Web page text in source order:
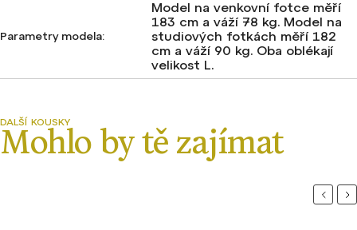
Parametry modela:
Model na venkovní fotce měří
183 cm a váží 78 kg. Model na
studiových fotkách měří 182
cm a váží 90 kg. Oba oblékají
velikost L.